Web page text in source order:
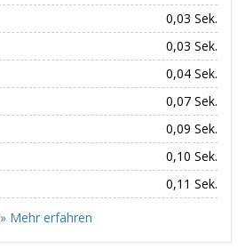
0,03 Sek.
0,03 Sek.
0,04 Sek.
0,07 Sek.
0,09 Sek.
0,10 Sek.
0,11 Sek.
» Mehr erfahren